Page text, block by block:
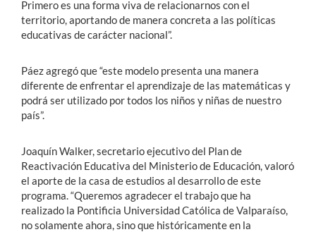
Primero es una forma viva de relacionarnos con el
territorio, aportando de manera concreta a las políticas
educativas de carácter nacional”.
Páez agregó que “este modelo presenta una manera
diferente de enfrentar el aprendizaje de las matemáticas y
podrá ser utilizado por todos los niños y niñas de nuestro
país”.
Joaquín Walker, secretario ejecutivo del Plan de
Reactivación Educativa del Ministerio de Educación, valoró
el aporte de la casa de estudios al desarrollo de este
programa. “Queremos agradecer el trabajo que ha
realizado la Pontificia Universidad Católica de Valparaíso,
no solamente ahora, sino que históricamente en la